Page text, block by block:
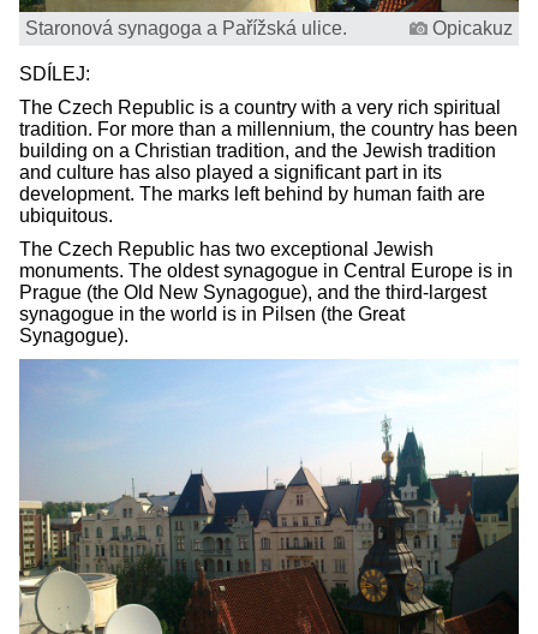
Staronová synagoga a Pařížská ulice. Opicakuz
SDÍLEJ:
The Czech Republic is a country with a very rich spiritual
tradition. For more than a millennium, the country has been
building on a Christian tradition, and the Jewish tradition
and culture has also played a significant part in its
development. The marks left behind by human faith are
ubiquitous.
The Czech Republic has two exceptional Jewish
monuments. The oldest synagogue in Central Europe is in
Prague (the Old New Synagogue), and the third-largest
synagogue in the world is in Pilsen (the Great
Synagogue).